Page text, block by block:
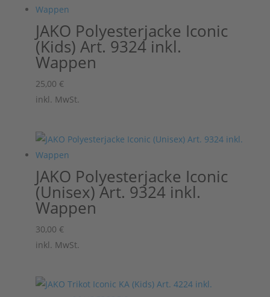
JAKO Polyesterjacke Iconic
(Kids) Art. 9324 inkl.
Wappen
25,00 €
inkl. MwSt.
JAKO Polyesterjacke Iconic
(Unisex) Art. 9324 inkl.
Wappen
30,00 €
inkl. MwSt.